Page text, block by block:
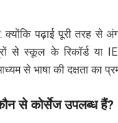
: क्योंकि पढ़ाई पूरी तरह से
से स्कूल के रिकॉर्ड या
से भाषा की दक्षता का
से कोर्सेज उपलब्ध हैं?